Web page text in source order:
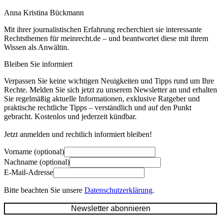
Anna Kristina Bückmann
Mit ihrer journalistischen Erfahrung recherchiert sie interessante
Rechtsthemen für meinrecht.de – und beantwortet diese mit ihrem
Wissen als Anwältin.
Bleiben Sie informiert
Verpassen Sie keine wichtigen Neuigkeiten und Tipps rund um Ihre
Rechte. Melden Sie sich jetzt zu unserem Newsletter an und erhalten
Sie regelmäßig aktuelle Informationen, exklusive Ratgeber und
praktische rechtliche Tipps – verständlich und auf den Punkt
gebracht. Kostenlos und jederzeit kündbar.
Jetzt anmelden und rechtlich informiert bleiben!
Vorname (optional)
Nachname (optional)
E-Mail-Adresse
Bitte beachten Sie unsere Datenschutzerklärung.
Newsletter abonnieren